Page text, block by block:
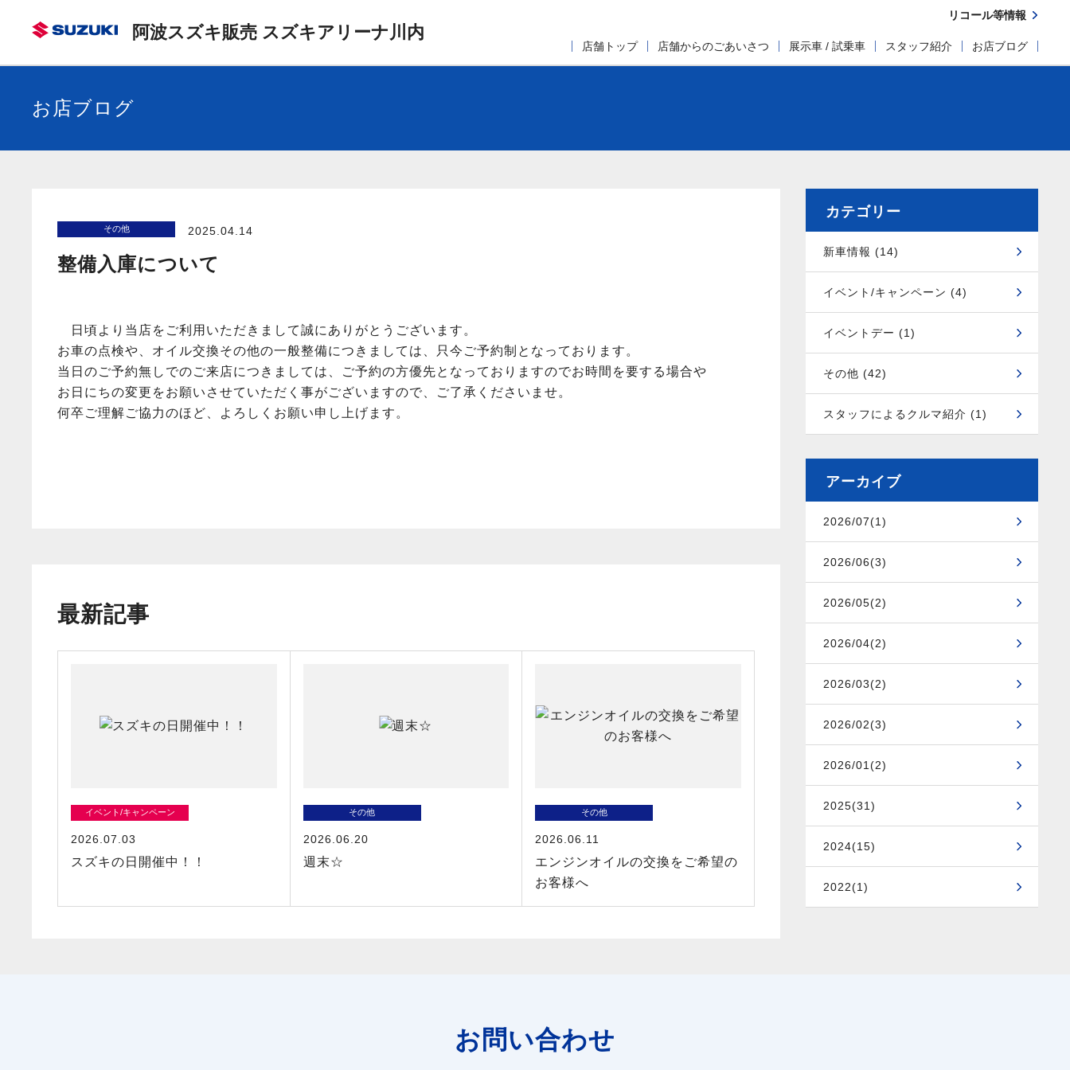
阿波スズキ販売 スズキアリーナ川内
店舗トップ 店舗からのごあいさつ 展示車 / 試乗車 スタッフ紹介 お店ブログ
リコール等情報
お店ブログ
その他 2025.04.14
整備入庫について
日頃より当店をご利用いただきまして誠にありがとうございます。
お車の点検や、オイル交換その他の一般整備につきましては、只今ご予約制となっております。
当日のご予約無しでのご来店につきましては、ご予約の方優先となっておりますのでお時間を要する場合や
お日にちの変更をお願いさせていただく事がございますので、ご了承くださいませ。
何卒ご理解ご協力のほど、よろしくお願い申し上げます。
最新記事
イベント/キャンペーン
2026.07.03
スズキの日開催中！！
その他
2026.06.20
週末☆
その他
2026.06.11
エンジンオイルの交換をご希望の
お客様へ
カテゴリー
新車情報 (14)
イベント/キャンペーン (4)
イベントデー (1)
その他 (42)
スタッフによるクルマ紹介 (1)
アーカイブ
2026/07(1)
2026/06(3)
2026/05(2)
2026/04(2)
2026/03(2)
2026/02(3)
2026/01(2)
2025(31)
2024(15)
2022(1)
お問い合わせ